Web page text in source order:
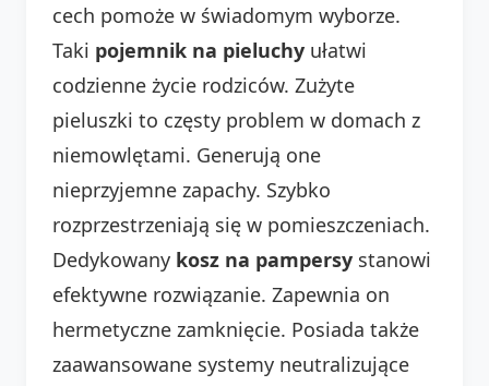
cech pomoże w świadomym wyborze.
Taki pojemnik na pieluchy ułatwi
codzienne życie rodziców. Zużyte
pieluszki to częsty problem w domach z
niemowlętami. Generują one
nieprzyjemne zapachy. Szybko
rozprzestrzeniają się w pomieszczeniach.
Dedykowany kosz na pampersy stanowi
efektywne rozwiązanie. Zapewnia on
hermetyczne zamknięcie. Posiada także
zaawansowane systemy neutralizujące